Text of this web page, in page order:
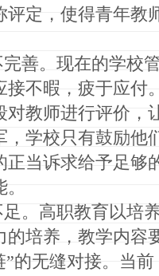
评定，使得青年教
善。现在的学校
接不暇，疲于应付
对教师进行评价，
，学校只有鼓励他
正当诉求给予足够
。高职教育以培
的培养，教学内容
”的无缝对接。当